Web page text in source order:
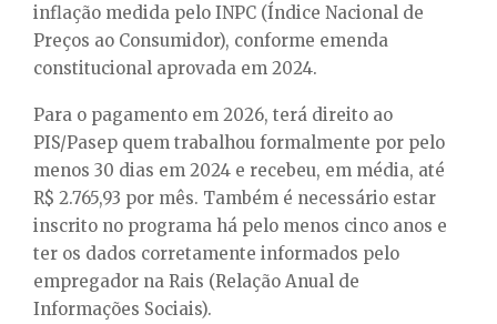
inflação medida pelo INPC (Índice Nacional de
Preços ao Consumidor), conforme emenda
constitucional aprovada em 2024.
Para o pagamento em 2026, terá direito ao
PIS/Pasep quem trabalhou formalmente por pelo
menos 30 dias em 2024 e recebeu, em média, até
R$ 2.765,93 por mês. Também é necessário estar
inscrito no programa há pelo menos cinco anos e
ter os dados corretamente informados pelo
empregador na Rais (Relação Anual de
Informações Sociais).